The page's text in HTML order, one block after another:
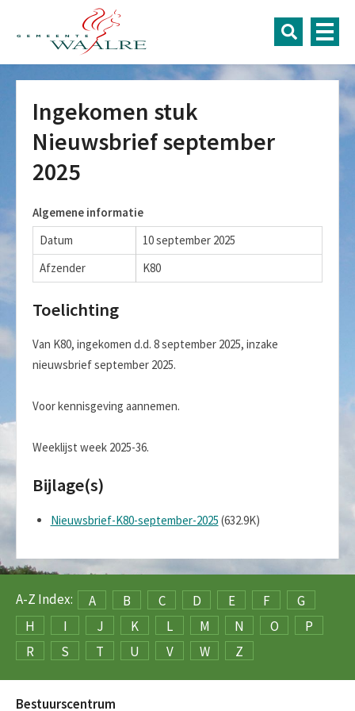
Ingekomen stuk
Nieuwsbrief september
2025
Algemene informatie
Datum
10 september 2025
Afzender
K80
Toelichting
Van K80, ingekomen d.d. 8 september 2025, inzake
nieuwsbrief september 2025.
Voor kennisgeving aannemen.
Weeklijst week 2025-36.
Bijlage(s)
Nieuwsbrief-K80-september-2025 (632.9K)
A-Z Index: A B C D E F
G
H
I J K L M N O
P
R
S T U V W Z
Bestuurscentrum